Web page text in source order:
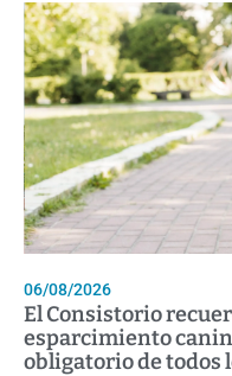
06/08/2026
El Consistorio
esparcimiento
obligatorio de todos